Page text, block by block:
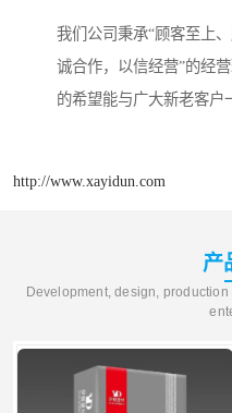
我们公司秉承“顾客至上
诚合作，以信经营”的经
的希望能与广大新老客户
http://www.xayidun.com
产
Development, design,